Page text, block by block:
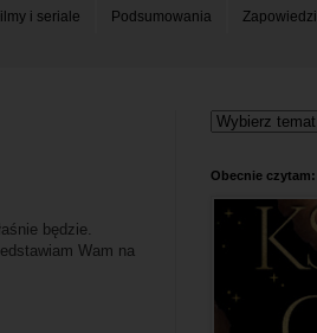
i seriale Podsumowania Zapowiedzi
będzie.
Wam na
Obecnie czytam: